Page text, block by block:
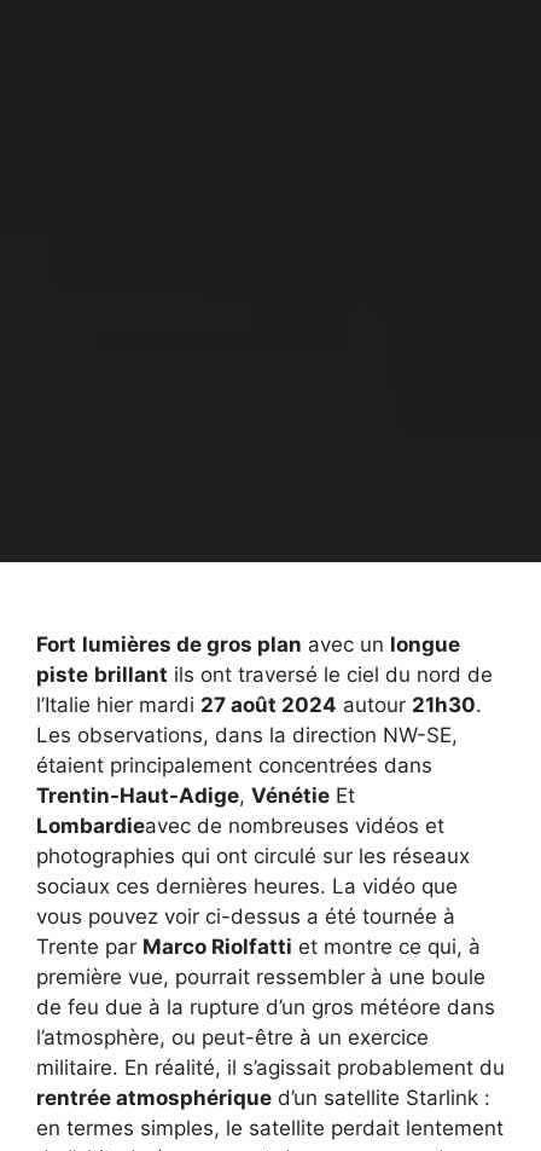
Fort lumières de gros plan avec un longue
piste brillant ils ont traversé le ciel du nord de
l’Italie hier mardi 27 août 2024 autour 21h30.
Les observations, dans la direction NW-SE,
étaient principalement concentrées dans
Trentin-Haut-Adige, Vénétie Et
Lombardieavec de nombreuses vidéos et
photographies qui ont circulé sur les réseaux
sociaux ces dernières heures. La vidéo que
vous pouvez voir ci-dessus a été tournée à
Trente par Marco Riolfatti et montre ce qui, à
première vue, pourrait ressembler à une boule
de feu due à la rupture d’un gros météore dans
l’atmosphère, ou peut-être à un exercice
militaire. En réalité, il s’agissait probablement du
rentrée atmosphérique d’un satellite Starlink :
en termes simples, le satellite perdait lentement